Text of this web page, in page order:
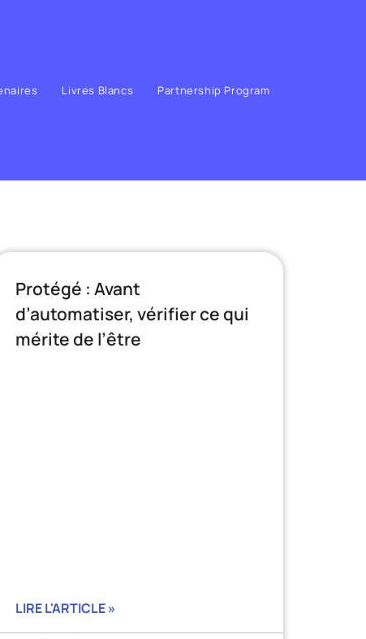
Livres Blancs Partnership Program
Protégé : Avant
d’automatiser, vérifier ce qui
mérite de l’être
LIRE L'ARTICLE »